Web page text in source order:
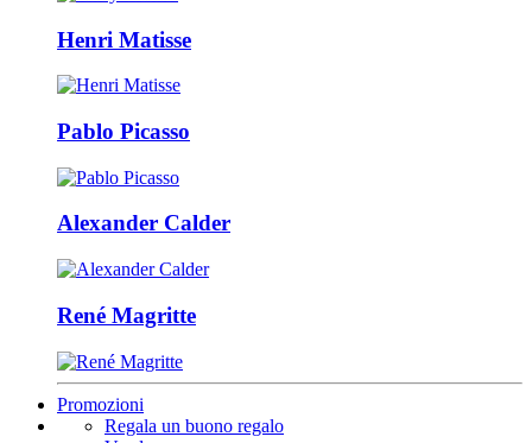
Henri Matisse
Pablo Picasso
Alexander Calder
René Magritte
Promozioni
Regala un buono regalo